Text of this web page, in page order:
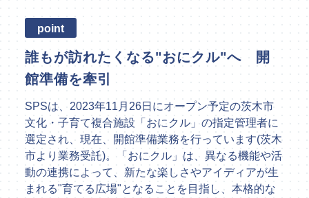
point
誰もが訪れたくなる"おにクル"へ 開
館準備を牽引
SPSは、2023年11月26日にオープン予定の茨木市
文化・子育て複合施設「おにクル」の指定管理者に
選定され、現在、開館準備業務を行っています(茨木
市より業務受託)。「おにクル」は、異なる機能や活
動の連携によって、新たな楽しさやアイディアが生
まれる"育てる広場"となることを目指し、本格的な